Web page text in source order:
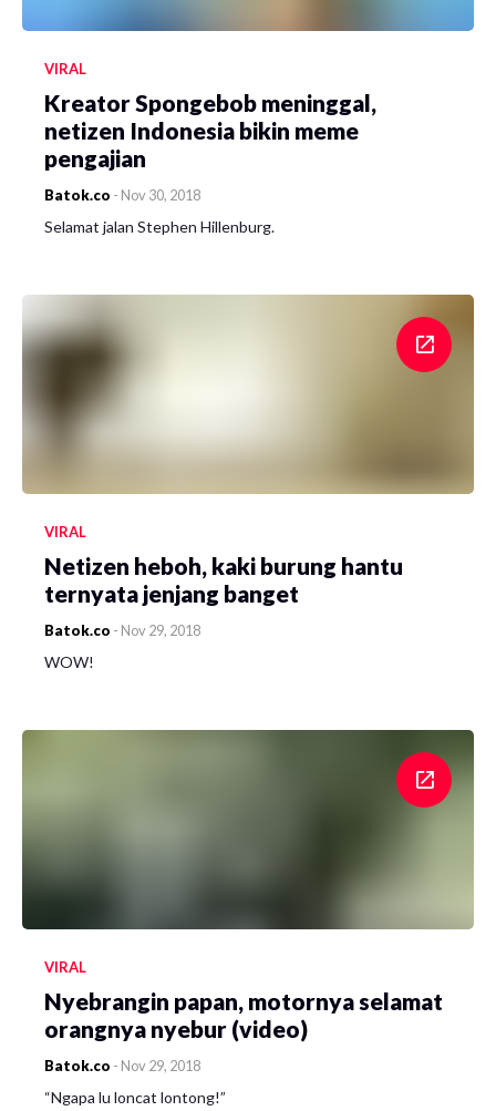
VIRAL
Kreator Spongebob meninggal,
netizen Indonesia bikin meme
pengajian
Batok.co - Nov 30, 2018
Selamat jalan Stephen Hillenburg.
VIRAL
Netizen heboh, kaki burung hantu
ternyata jenjang banget
Batok.co - Nov 29, 2018
WOW!
VIRAL
Nyebrangin papan, motornya selamat
orangnya nyebur (video)
Batok.co - Nov 29, 2018
“Ngapa lu loncat lontong!”